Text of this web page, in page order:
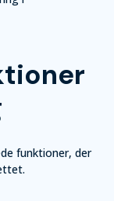
funktioner, der